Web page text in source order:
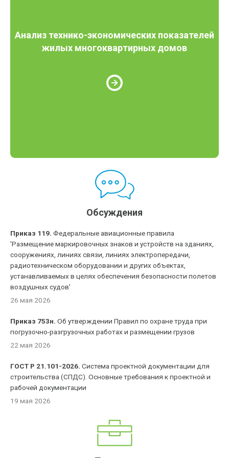
Анализ технико-экономических показателей
жилых многоквартирных домов
Обсуждения
Приказ 119. Федеральные авиационные правила
'Размещение маркировочных знаков и устройств на зданиях,
сооружениях, линиях связи, линиях электропередачи,
радиотехническом оборудовании и других объектах,
устанавливаемых в целях обеспечения безопасности полетов
воздушных судов'
26 мая 2026
Приказ 753н. Об утверждении Правил по охране труда при
погрузочно-разгрузочных работах и размещении грузов
22 мая 2026
ГОСТ Р 21.101-2026. Система проектной документации для
строительства (СПДС). Основные требования к проектной и
рабочей документации
19 мая 2026